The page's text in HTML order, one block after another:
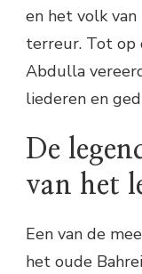
en het volk
terreur. Tot op
Abdulla
liederen en
De
van het
Een van de
het oude